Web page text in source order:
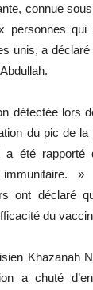
connue
personnes qui
unis, a
détectée lors
du pic de la
été rapporté
ont déclaré
du
Khazanah
a chuté